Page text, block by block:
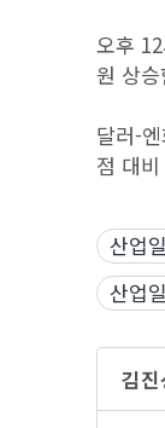
오후
원 상
달러-
점 대
산업
산업
김